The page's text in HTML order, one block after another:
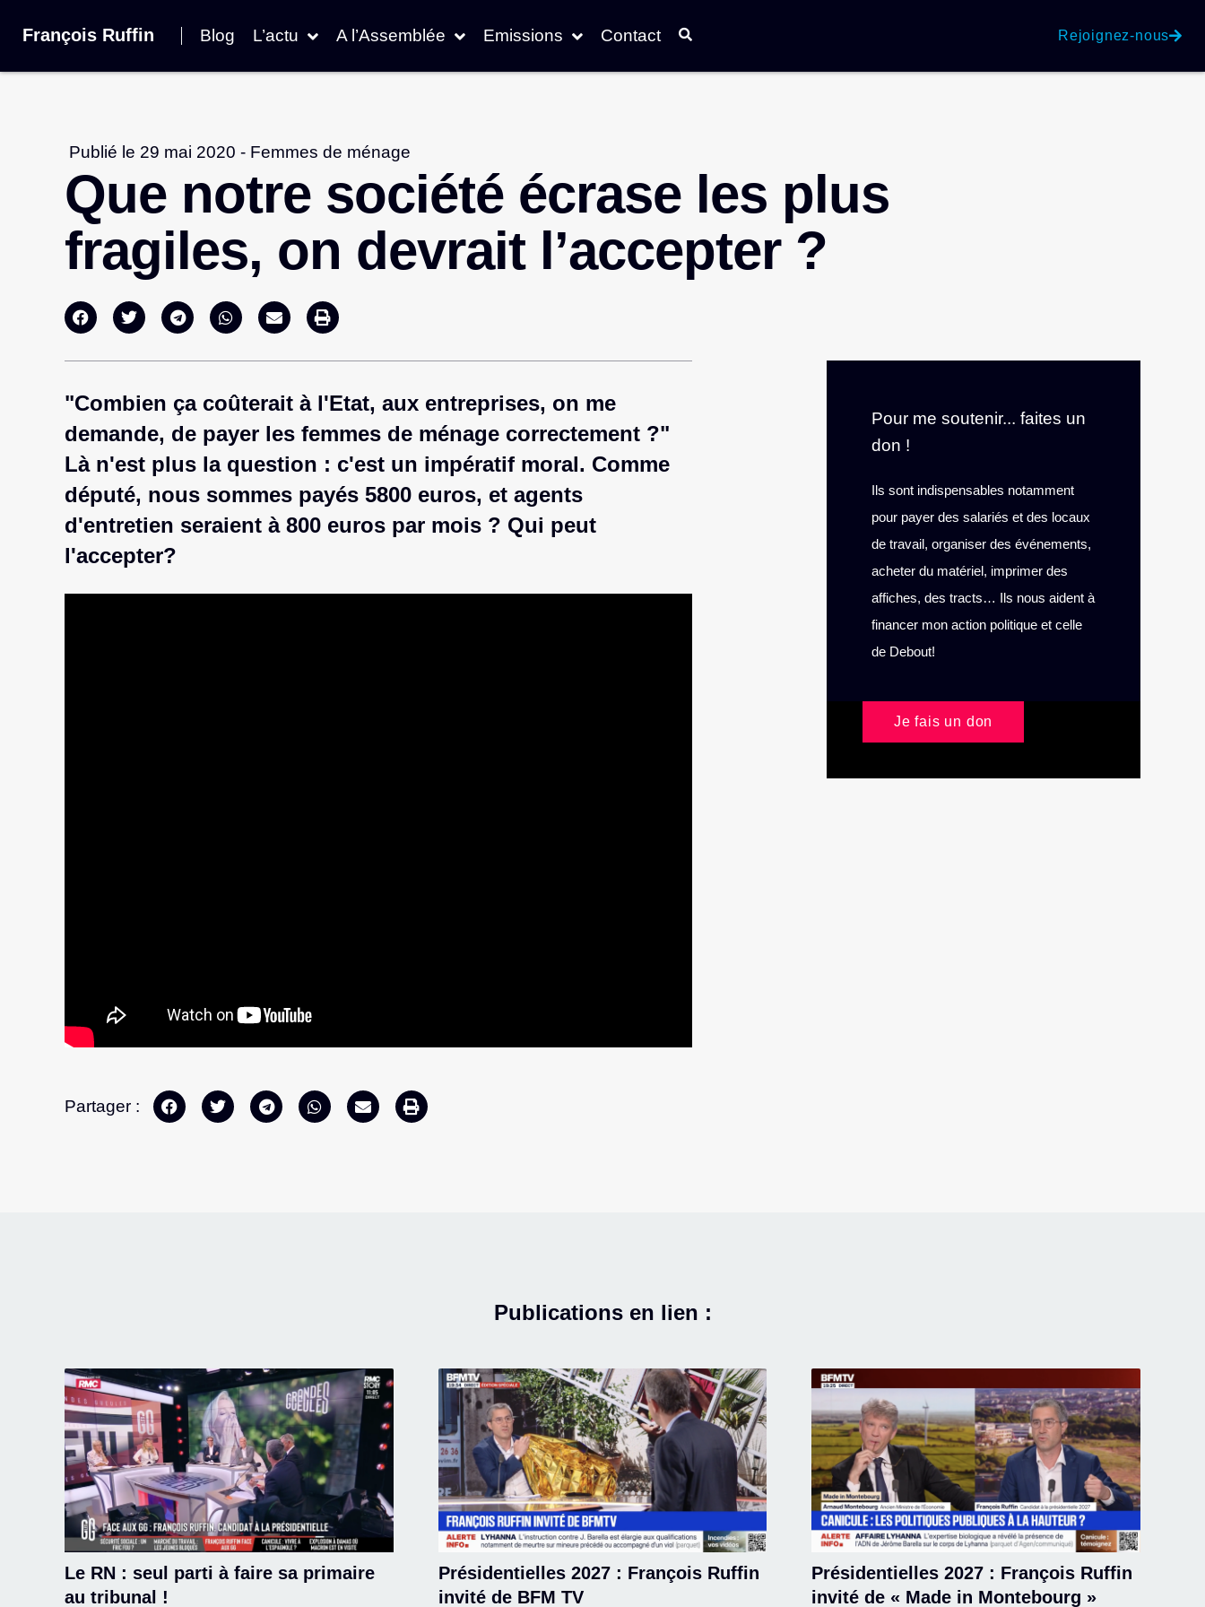
François Ruffin Blog L’actu A l’Assemblée Emissions Contact Rejoignez-nous
Publié le 29 mai 2020 - Femmes de ménage
Que notre société écrase les plus
fragiles, on devrait l’accepter ?
"Combien ça coûterait à l'Etat, aux entreprises, on me
demande, de payer les femmes de ménage correctement ?"
Là n'est plus la question : c'est un impératif moral. Comme
député, nous sommes payés 5800 euros, et agents
d'entretien seraient à 800 euros par mois ? Qui peut
l'accepter?
Partager :
Pour me soutenir... faites un
don !
Ils sont indispensables notamment
pour payer des salariés et des locaux
de travail, organiser des événements,
acheter du matériel, imprimer des
affiches, des tracts… Ils nous aident à
financer mon action politique et celle
de Debout!
Je fais un don
Publications en lien :
Le RN : seul parti à faire sa primaire
au tribunal !
Présidentielles 2027 : François Ruffin
invité de BFM TV
Présidentielles 2027 : François Ruffin
invité de « Made in Montebourg »